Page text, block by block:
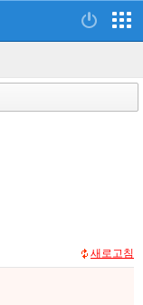
새로고침